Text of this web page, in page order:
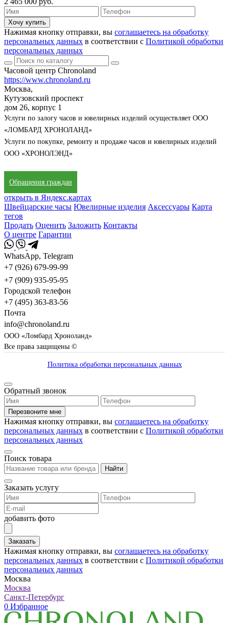
Хочу купить
Нажимая кнопку отправки, вы соглашаетесь на обработку
персональных данных в соответствии с Политикой обработки
персональных данных
Часовой центр Chronoland
https://www.chronoland.ru
Москва,
Кутузовский проспект
дом 26, корпус 1
Услуги по залогу часов и ювелирных изделий осуществляет ООО
«ЛОМБАРД ХРОНОЛАНД»
Услуги по покупке, ремонту и продаже часов и ювелирных изделий
ООО «ХРОНОЛЭНД»
Обращения граждан
открыть в Яндекс.картах
Швейцарские часы Ювелирные изделия Аксессуары Карта
тегов
Продать Оценить Заложить Контакты
О центре Гарантии
WhatsApp, Telegram
+7 (926) 679-99-99
+7 (909) 935-95-95
Городской телефон
+7 (495) 363-83-56
Почта
info@chronoland.ru
ООО «Ломбард Хроноланд»
Все права защищены ©
Политика обработки персональных данных
Обратный звонок
Перезвоните мне
Нажимая кнопку отправки, вы соглашаетесь на обработку
персональных данных в соответствии с Политикой обработки
персональных данных
Поиск товара
Найти
Заказать услугу
добавить фото
Заказать
Нажимая кнопку отправки, вы соглашаетесь на обработку
персональных данных в соответствии с Политикой обработки
персональных данных
Москва
Москва
Санкт-Петербург
0 Избранное